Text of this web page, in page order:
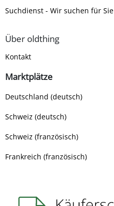
Suchdienst - Wir suchen für Sie
Über oldthing
Kontakt
Marktplätze
Deutschland (deutsch)
Schweiz (deutsch)
Schweiz (französisch)
Frankreich (französisch)